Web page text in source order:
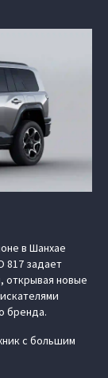
в Шанхае
817 задает
открывая новые
бренда.
с большим